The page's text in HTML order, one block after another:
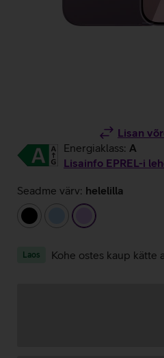
Lisan
Energiaklass: A
Lisainfo EPREL-i
Seadme värv: helelilla
must
helesininehelelilla
Laos Kohe ostes kaup kätte